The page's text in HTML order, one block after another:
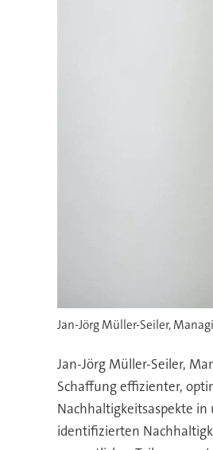
Jan-Jörg Müller-Seiler,
Jan-Jörg Müller-Seiler,
Schaffung effizienter,
Nachhaltigkeitsaspekte
identifizierten